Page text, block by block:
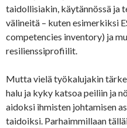
taidollisiakin, käytännössä ja
välineitä – kuten esimerkiksi
competencies inventory) ja
resilienssiprofiilit.
Mutta vielä työkalujakin
halu ja kyky katsoa peiliin ja
aidoksi ihmisten johtamisen
taidoiksi. Parhaimmillaan